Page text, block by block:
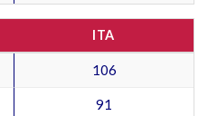
ITA
106
91